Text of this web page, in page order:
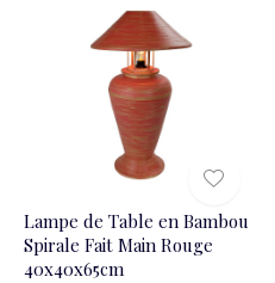
Lampe de Table en Bambou
Spirale Fait Main Rouge
40x40x65cm